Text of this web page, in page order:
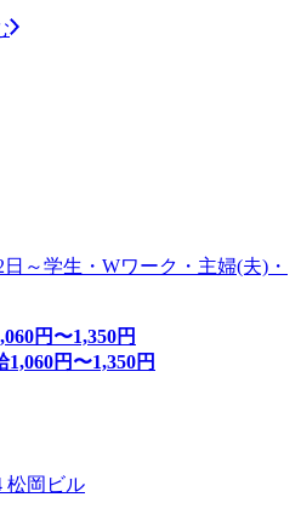
日～学生・Wワーク・主婦(夫)・
円〜1,350円
1,060円〜1,350円
松岡ビル